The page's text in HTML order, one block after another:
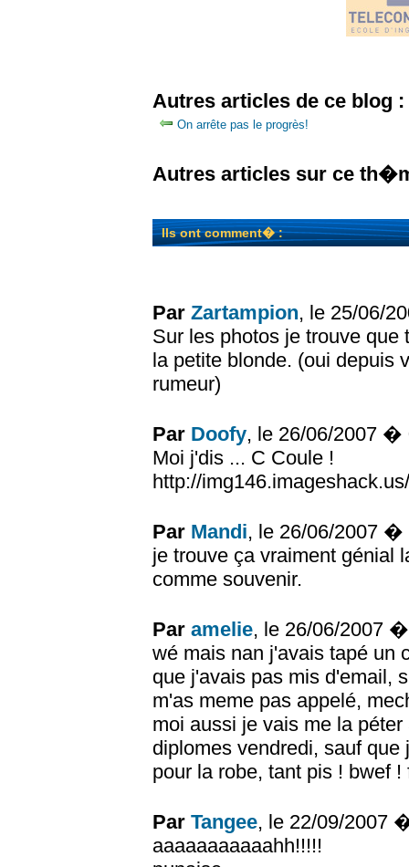
Autres articles de ce blog :
On arrête pas le progrès!
Autres articles sur ce
Ils ont comment� :
Par Zartampion, le 25/06/
Sur les photos je trouve
la petite blonde. (oui depuis
rumeur)
Par Doofy, le 26/06/2007 �
Moi j'dis ... C Coule !
http://
Par Mandi, le 26/06/2007 �
je trouve ça vraiment génial
comme souvenir.
Par amelie, le 26/06/2007
wé mais nan j'avais tapé un
que j'avais pas mis d'email,
m'as meme pas appelé,
moi aussi je vais me la
diplomes vendredi, sauf
pour la robe, tant pis ! bwef
Par Tangee, le 22/09/2007
aaaaaaaaaaahh!!!!!